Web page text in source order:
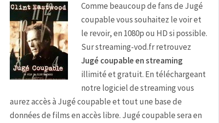
Comme beaucoup de fans de Jugé
coupable vous souhaitez le voir et
le revoir, en 1080p ou HD si possible.
Sur streaming-vod.fr retrouvez
Jugé coupable en streaming
illimité et gratuit. En téléchargeant
notre logiciel de streaming vous
aurez accès à Jugé coupable et tout une base de
données de films en accès libre. Jugé coupable sera en